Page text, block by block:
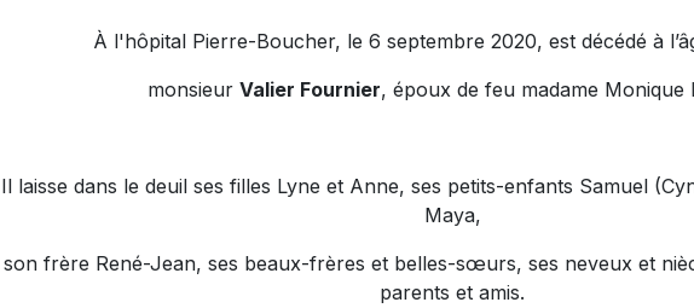
À l'hôpital Pierre-Boucher, le 6 septembre 2020, est décédé à
monsieur Valier Fournier, époux de feu madame Monique
Il laisse dans le deuil ses filles Lyne et Anne, ses petits-enfants Samuel
Maya,
son frère René-Jean, ses beaux-frères et belles-sœurs, ses neveux et
parents et amis.